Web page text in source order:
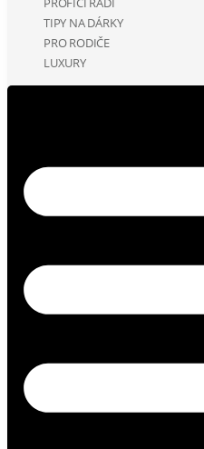
TIPY NA DÁRKY
PRO RODIČE
LUXURY